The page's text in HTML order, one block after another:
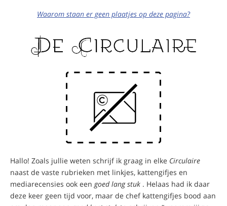
Waarom staan er geen plaatjes op deze pagina?
Hallo! Zoals jullie weten schrijf ik graag in elke Circulaire
naast de vaste rubrieken met linkjes, kattengifjes en
mediarecensies ook een goed lang stuk . Helaas had ik daar
deze keer geen tijd voor, maar de chef kattengifjes bood aan